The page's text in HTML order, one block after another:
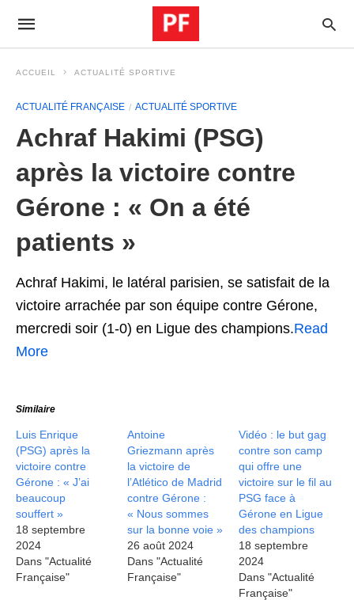
ACCUEIL ACTUALITÉ SPORTIVE
ACTUALITÉ FRANÇAISE ACTUALITÉ SPORTIVE
Achraf Hakimi (PSG)
après la victoire contre
Gérone : « On a été
patients »
Achraf Hakimi, le latéral parisien, se satisfait de la
victoire arrachée par son équipe contre Gérone,
mercredi soir (1-0) en Ligue des champions.Read
More
Similaire
Luis Enrique
(PSG) après la
victoire contre
Gérone : « J’ai
beaucoup
souffert »
18 septembre
2024
Dans "Actualité
Française"
Antoine
Griezmann après
la victoire de
l’Atlético de Madrid
contre Gérone :
« Nous sommes
sur la bonne voie »
26 août 2024
Dans "Actualité
Française"
Vidéo : le but gag
contre son camp
qui offre une
victoire sur le fil au
PSG face à
Gérone en Ligue
des champions
18 septembre
2024
Dans "Actualité
Française"